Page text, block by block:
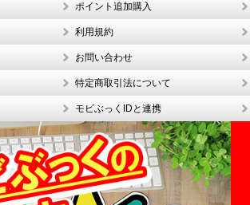
ポイント追加購入
利用規約
お問い合わせ
特定商取引法について
モビぶっくIDと連携